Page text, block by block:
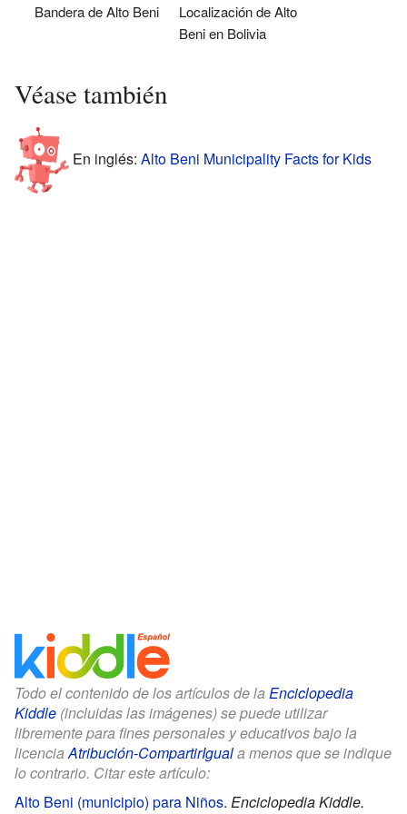
Bandera de Alto Beni
Localización de Alto
Beni en Bolivia
Véase también
En inglés: Alto Beni Municipality Facts for Kids
Todo el contenido de los artículos de la Enciclopedia
Kiddle (incluidas las imágenes) se puede utilizar
libremente para fines personales y educativos bajo la
licenciaAtribución-CompartirIguala menos que se indique
lo contrario. Citar este artículo:
Alto Beni (municipio) para Niños. Enciclopedia Kiddle.